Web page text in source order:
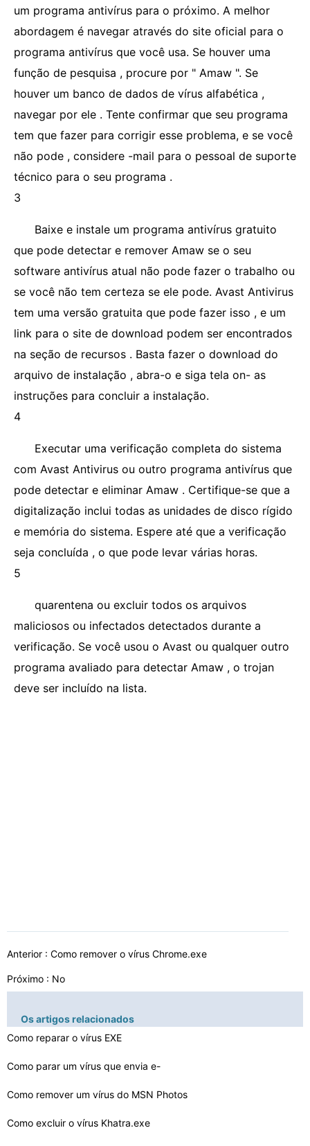
um programa antivírus para o próximo. A melhor
abordagem é navegar através do site oficial para o
programa antivírus que você usa. Se houver uma
função de pesquisa , procure por " Amaw ". Se
houver um banco de dados de vírus alfabética ,
navegar por ele . Tente confirmar que seu programa
tem que fazer para corrigir esse problema, e se você
não pode , considere -mail para o pessoal de suporte
técnico para o seu programa .
3
Baixe e instale um programa antivírus gratuito
que pode detectar e remover Amaw se o seu
software antivírus atual não pode fazer o trabalho ou
se você não tem certeza se ele pode. Avast Antivirus
tem uma versão gratuita que pode fazer isso , e um
link para o site de download podem ser encontrados
na seção de recursos . Basta fazer o download do
arquivo de instalação , abra-o e siga tela on- as
instruções para concluir a instalação.
4
Executar uma verificação completa do sistema
com Avast Antivirus ou outro programa antivírus que
pode detectar e eliminar Amaw . Certifique-se que a
digitalização inclui todas as unidades de disco rígido
e memória do sistema. Espere até que a verificação
seja concluída , o que pode levar várias horas.
5
quarentena ou excluir todos os arquivos
maliciosos ou infectados detectados durante a
verificação. Se você usou o Avast ou qualquer outro
programa avaliado para detectar Amaw , o trojan
deve ser incluído na lista.
Anterior : Como remover o vírus Chrome.exe
Próximo : No
Os artigos relacionados
Como reparar o vírus EXE
Como parar um vírus que envia e-
Como remover um vírus do MSN Photos
Como excluir o vírus Khatra.exe